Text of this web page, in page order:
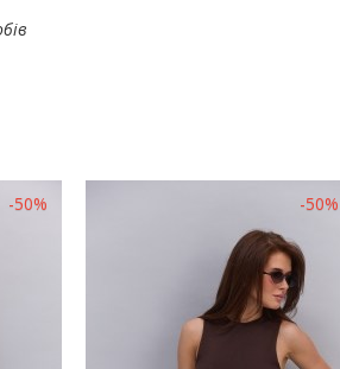
-50% -50%